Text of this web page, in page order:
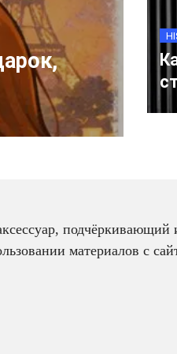
подчёркивающий
материалов с